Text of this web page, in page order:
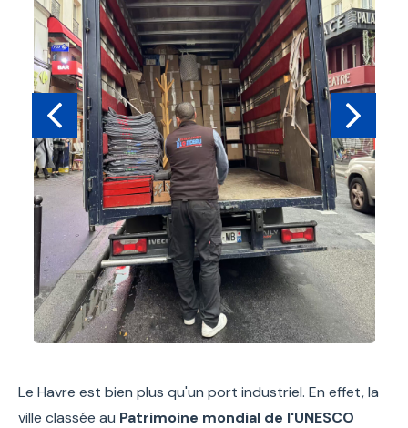
Le Havre est bien plus qu'un port industriel. En effet, la
ville classée au Patrimoine mondial de l'UNESCO